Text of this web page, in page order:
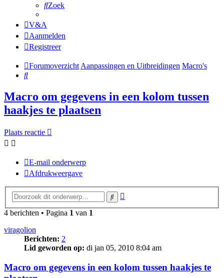
Zoek
V&A
Aanmelden
Registreer
Forumoverzicht Aanpassingen en Uitbreidingen Macro's
Zoek
Macro om gegevens in een kolom tussen
haakjes te plaatsen
Plaats reactie
E-mail onderwerp
Afdrukweergave
Zoek
4 berichten • Pagina 1 van 1
viragolion
Berichten: 2
Lid geworden op: di jan 05, 2010 8:04 am
Macro om gegevens in een kolom tussen haakjes te